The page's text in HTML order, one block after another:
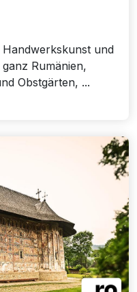
und
Rumänien,
Obstgärten, ...